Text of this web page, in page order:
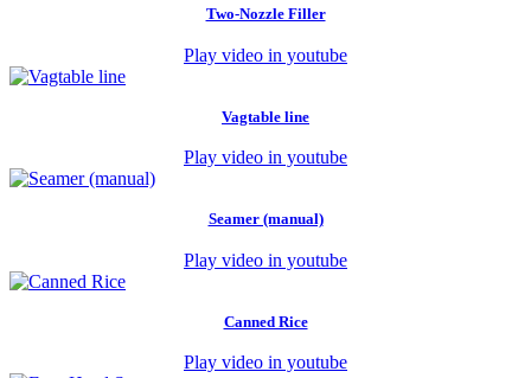
Two-Nozzle Filler
Play video in youtube
Vagtable line
Play video in youtube
Seamer (manual)
Play video in youtube
Canned Rice
Play video in youtube